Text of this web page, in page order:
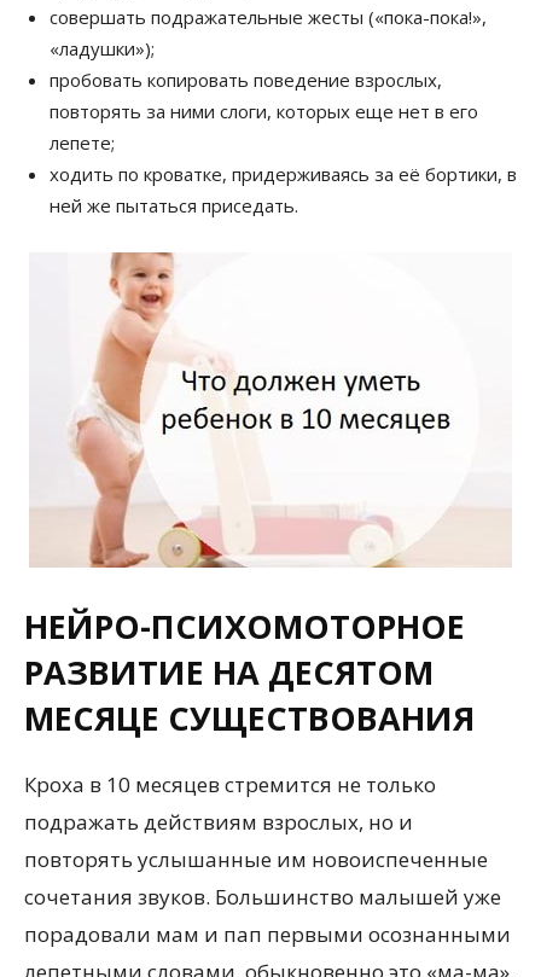
совершать подражательные жесты («пока-пока!»,
«ладушки»);
пробовать копировать поведение взрослых,
повторять за ними слоги, которых еще нет в его
лепете;
ходить по кроватке, придерживаясь за её бортики, в
ней же пытаться приседать.
НЕЙРО-ПСИХОМОТОРНОЕ
РАЗВИТИЕ НА ДЕСЯТОМ
МЕСЯЦЕ СУЩЕСТВОВАНИЯ
Кроха в 10 месяцев стремится не только
подражать действиям взрослых, но и
повторять услышанные им новоиспеченные
сочетания звуков. Большинство малышей уже
порадовали мам и пап первыми осознанными